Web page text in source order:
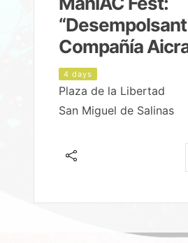
Compañía
4 days
Plaza de la Libertad
San Miguel de Salinas